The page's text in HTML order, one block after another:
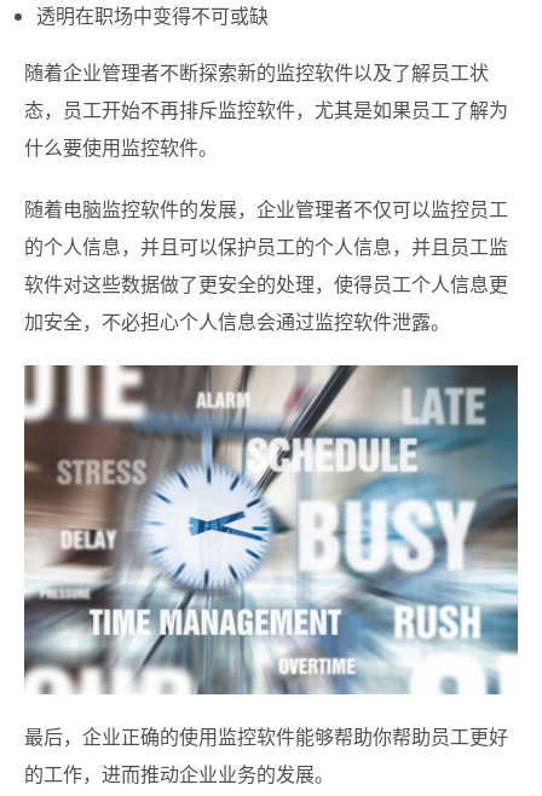
透明在职场中变得不可或缺
随着企业管理者不断探索新的监控软件以及了解员工状
态，员工开始不再排斥监控软件，尤其是如果员工了解为
什么要使用监控软件。
随着电脑监控软件的发展，企业管理者不仅可以监控员工
的个人信息，并且可以保护员工的个人信息，并且员工监
软件对这些数据做了更安全的处理，使得员工个人信息更
加安全，不必担心个人信息会通过监控软件泄露。
最后，企业正确的使用监控软件能够帮助你帮助员工更好
的工作，进而推动企业业务的发展。